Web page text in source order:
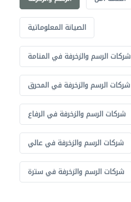
الصيانة المعلوماتية
شركات الرسم والزخرفة في المنامة
شركات الرسم والزخرفة في المحرق
شركات الرسم والزخرفة في الرفاع
شركات الرسم والزخرفة في عالي
شركات الرسم والزخرفة في سترة